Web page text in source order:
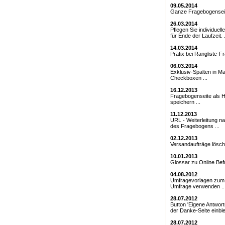
09.05.2014
Ganze
26.03.2014
Pflegen Sie
für Ende der Laufzeit.
14.03.2014
Präfix bei Rangliste-
06.03.2014
Exklusiv-Spalten in
Checkboxen ...
16.12.2013
Fragebogenseite als
speichern ...
11.12.2013
URL - Weiterleitung
des Fragebogens ...
02.12.2013
Versandaufträge
10.01.2013
Glossar zu Online
04.08.2012
Umfragevorlagen
Umfrage verwenden
28.07.2012
Button 'Eigene
der Danke-Seite
28.07.2012